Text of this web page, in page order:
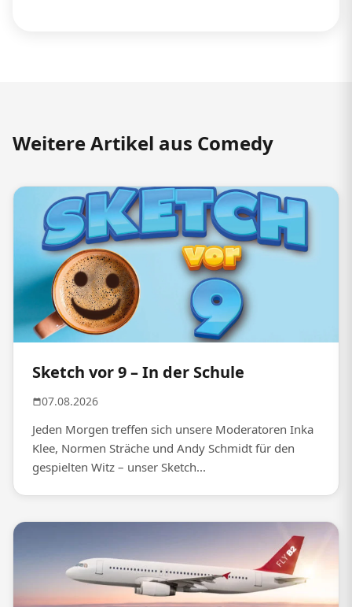
Weitere Artikel aus Comedy
Sketch vor 9 – In der Schule
07.08.2026
Jeden Morgen treffen sich unsere Moderatoren Inka
Klee, Normen Sträche und Andy Schmidt für den
gespielten Witz – unser Sketch...